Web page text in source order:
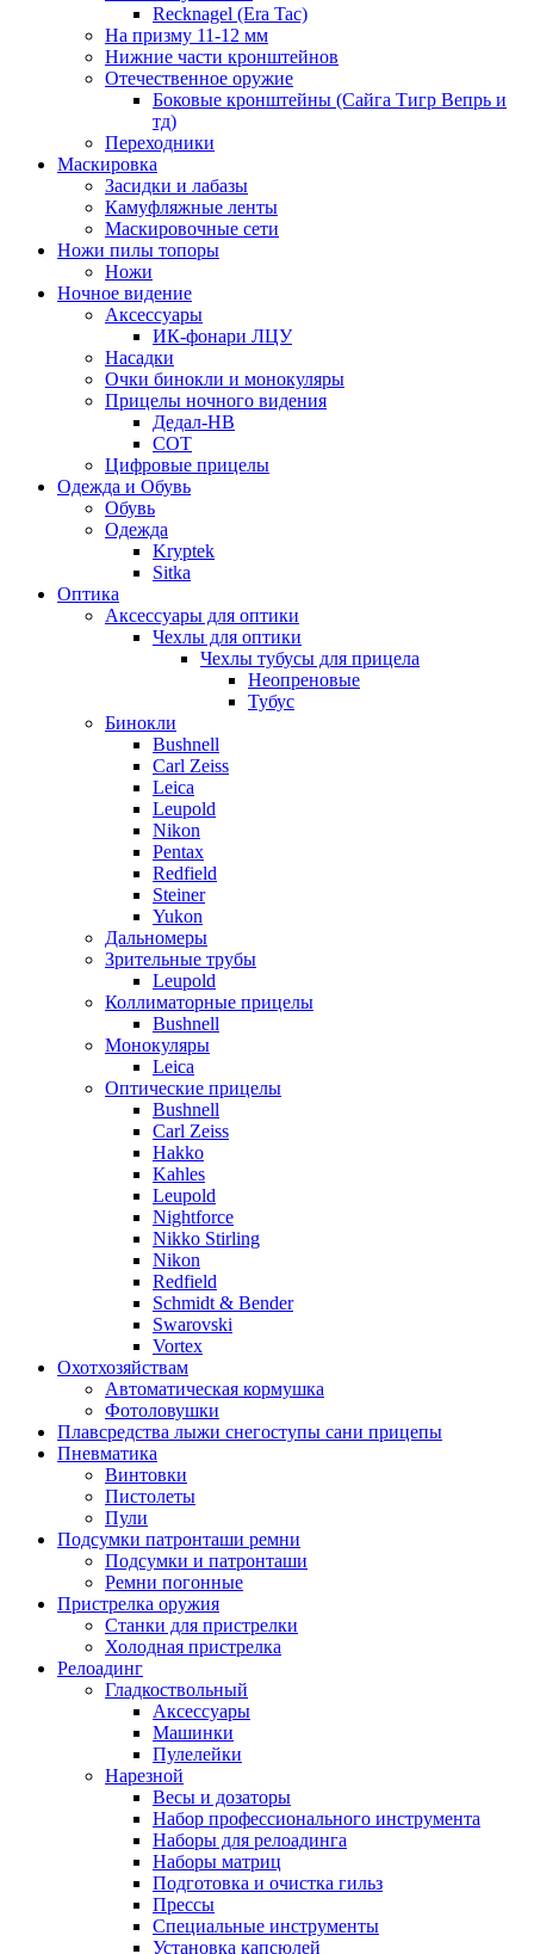
Recknagel (Era Tac)
На призму 11-12 мм
Нижние части кронштейнов
Отечественное оружие
Боковые кронштейны (Сайга Тигр Вепрь и
тд)
Переходники
Маскировка
Засидки и лабазы
Камуфляжные ленты
Маскировочные сети
Ножи пилы топоры
Ножи
Ночное видение
Аксессуары
ИК-фонари ЛЦУ
Насадки
Очки бинокли и монокуляры
Прицелы ночного видения
Дедал-НВ
СОТ
Цифровые прицелы
Одежда и Обувь
Обувь
Одежда
Kryptek
Sitka
Оптика
Аксессуары для оптики
Чехлы для оптики
Чехлы тубусы для прицела
Неопреновые
Тубус
Бинокли
Bushnell
Carl Zeiss
Leica
Leupold
Nikon
Pentax
Redfield
Steiner
Yukon
Дальномеры
Зрительные трубы
Leupold
Коллиматорные прицелы
Bushnell
Монокуляры
Leica
Оптические прицелы
Bushnell
Carl Zeiss
Hakko
Kahles
Leupold
Nightforce
Nikko Stirling
Nikon
Redfield
Schmidt & Bender
Swarovski
Vortex
Охотхозяйствам
Автоматическая кормушка
Фотоловушки
Плавсредства лыжи снегоступы сани прицепы
Пневматика
Винтовки
Пистолеты
Пули
Подсумки патронташи ремни
Подсумки и патронташи
Ремни погонные
Пристрелка оружия
Станки для пристрелки
Холодная пристрелка
Релоадинг
Гладкоствольный
Аксессуары
Машинки
Пулелейки
Нарезной
Весы и дозаторы
Набор профессионального инструмента
Наборы для релоадинга
Наборы матриц
Подготовка и очистка гильз
Прессы
Специальные инструменты
Установка капсюлей